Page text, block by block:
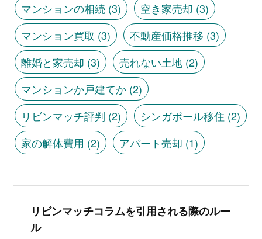
マンションの相続(3) 空き家売却 (3)
マンション買取 (3) 不動産価格推移 (3)
離婚と家売却 (3) 売れない土地(2)
マンションか戸建てか(2)
リビンマッチ評判 (2) シンガポール移住 (2)
家の解体費用 (2) アパート売却 (1)
リビンマッチコラムを引用される際のルー
ル